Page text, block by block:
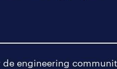
de engineering